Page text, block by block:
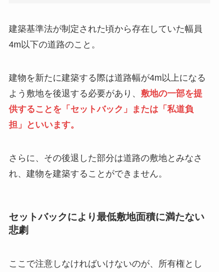
建築基準法が制定された頃から存在していた幅員
4m以下の道路のこと。
建物を新たに建築する際は道路幅が4m以上になる
よう敷地を後退する必要があり、 敷地の一部を提
供することを「セットバック」または「私道負
担」といいます。
さらに、その後退した部分は道路の敷地とみなさ
れ、建物を建築することができません。
セットバックにより最低敷地面積に満たない
悲劇
ここで注意しなければいけないのが、所有権とし